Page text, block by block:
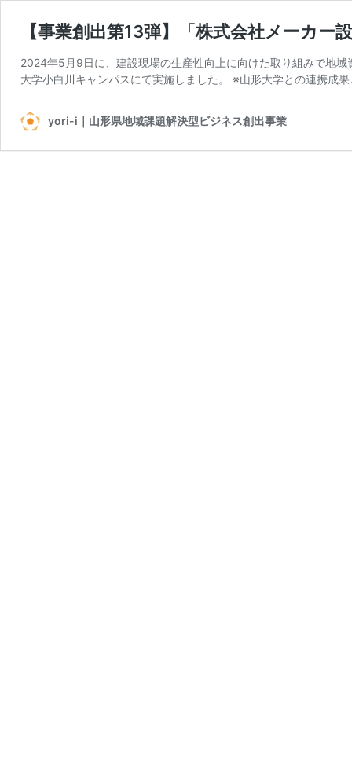
【事業創出第13弾】「株式会社メーカー
2024年5月9日に、建設現場の生産性向上に向けた取り組みで地
大学小白川キャンパスにて実施しました。 ※山形大学との連携成
yori-i｜山形県地域課題解決型ビジネス創出事業